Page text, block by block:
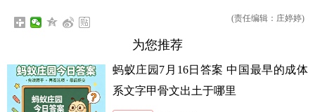
(责任编辑：庄婷婷)
为您推荐
蚂蚁庄园7月16日答案 中国最早的成体
系文字甲骨文出土于哪里